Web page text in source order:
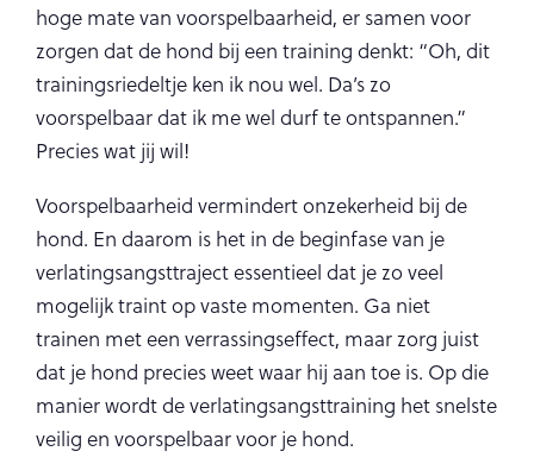
hoge mate van voorspelbaarheid, er samen voor
zorgen dat de hond bij een training denkt: “Oh, dit
trainingsriedeltje ken ik nou wel. Da’s zo
voorspelbaar dat ik me wel durf te ontspannen.”
Precies wat jij wil!
Voorspelbaarheid vermindert onzekerheid bij de
hond. En daarom is het in de beginfase van je
verlatingsangsttraject essentieel dat je zo veel
mogelijk traint op vaste momenten. Ga niet
trainen met een verrassingseffect, maar zorg juist
dat je hond precies weet waar hij aan toe is. Op die
manier wordt de verlatingsangsttraining het snelste
veilig en voorspelbaar voor je hond.